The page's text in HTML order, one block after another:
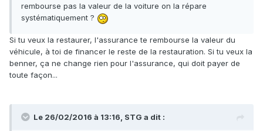
rembourse pas la valeur de la voiture on la répare
systématiquement ?
Si tu veux la restaurer, l'assurance te rembourse la valeur du
véhicule, à toi de financer le reste de la restauration. Si tu veux la
benner, ça ne change rien pour l'assurance, qui doit payer de
toute façon...
Le 26/02/2016 à 13:16, STG a dit :